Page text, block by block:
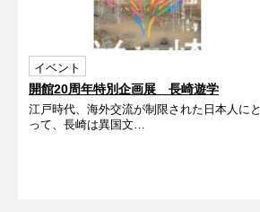
イベント
開館20周年特別企画展 長崎遊学
江戸時代、海外交流が制限された日本人にと
って、長崎は異国文…